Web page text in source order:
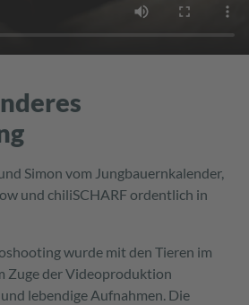
Simon vom Jungbauernkalender,
und chiliSCHARF ordentlich in
wurde mit den Tieren im
Zuge der Videoproduktion
lebendige Aufnahmen. Die